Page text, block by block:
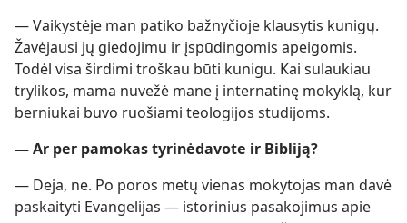
— Vaikystėje man patiko bažnyčioje klausytis kunigų.
Žavėjausi jų giedojimu ir įspūdingomis apeigomis.
Todėl visa širdimi troškau būti kunigu. Kai sulaukiau
trylikos, mama nuvežė mane į internatinę mokyklą, kur
berniukai buvo ruošiami teologijos studijoms.
— Ar per pamokas tyrinėdavote ir Bibliją?
— Deja, ne. Po poros metų vienas mokytojas man davė
paskaityti Evangelijas — istorinius pasakojimus apie